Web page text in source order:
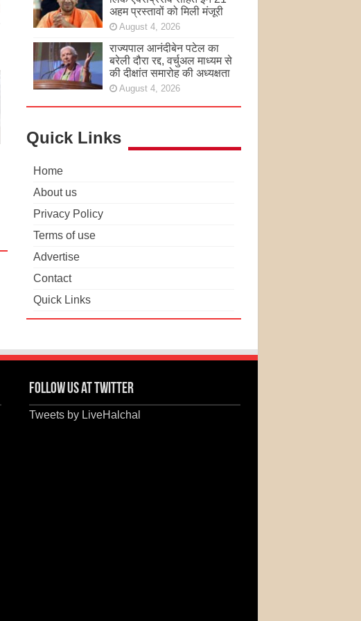
अहम प्रस्तावों को मिली मंजूरी
August 4, 2026
राज्यपाल आनंदीबेन पटेल का
बरेली दौरा रद्द, वर्चुअल माध्यम से
की दीक्षांत समारोह की अध्यक्षता
August 4, 2026
Quick Links
Home
About us
Privacy Policy
Terms of use
Advertise
Contact
Quick Links
Follow us at Twitter
Tweets by LiveHalchal